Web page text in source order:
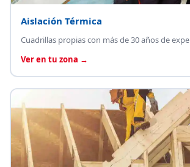
Aislación Térmica
Cuadrillas propias con más de 30 años de
Ver en tu zona →